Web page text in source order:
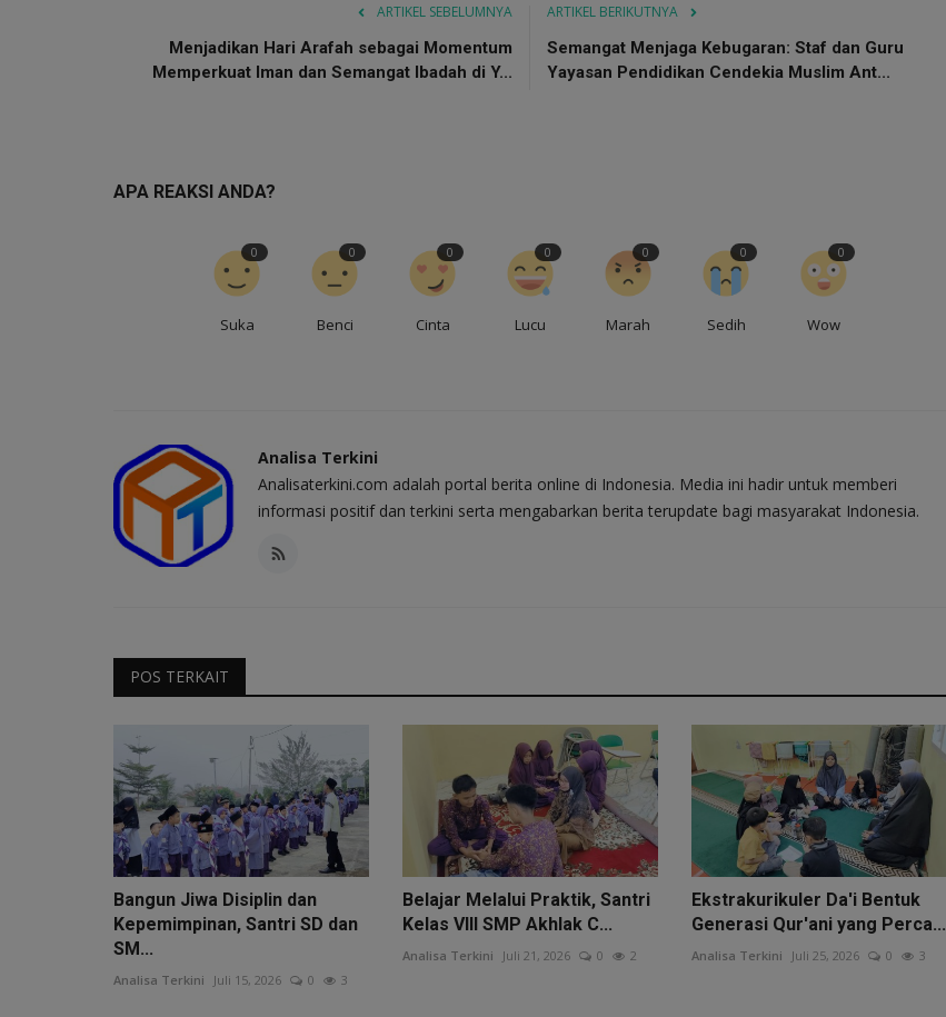
ARTIKEL SEBELUMNYA
Menjadikan Hari Arafah sebagai Momentum
Memperkuat Iman dan Semangat Ibadah di Y...
ARTIKEL BERIKUTNYA
Semangat Menjaga Kebugaran: Staf dan Guru
Yayasan Pendidikan Cendekia Muslim Ant...
APA REAKSI ANDA?
Suka
0
Benci
0
Cinta
0
Lucu
0
Marah
0
Sedih
0
Wow
0
Analisa Terkini
Analisaterkini.com adalah portal berita online di Indonesia. Media ini hadir untuk memberi
informasi positif dan terkini serta mengabarkan berita terupdate bagi masyarakat Indonesia.
POS TERKAIT
Bangun Jiwa Disiplin dan
Kepemimpinan, Santri SD dan
SM...
Analisa Terkini Juli 15, 2026 0 3
Belajar Melalui Praktik, Santri
Kelas VIII SMP Akhlak C...
Analisa Terkini Juli 21, 2026 0 2
Ekstrakurikuler Da'i Bentuk
Generasi Qur'ani yang Perca...
Analisa Terkini Juli 25, 2026 0 3